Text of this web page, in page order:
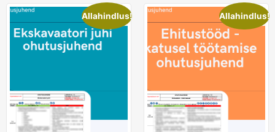
Allahindlus! Allahindlus!